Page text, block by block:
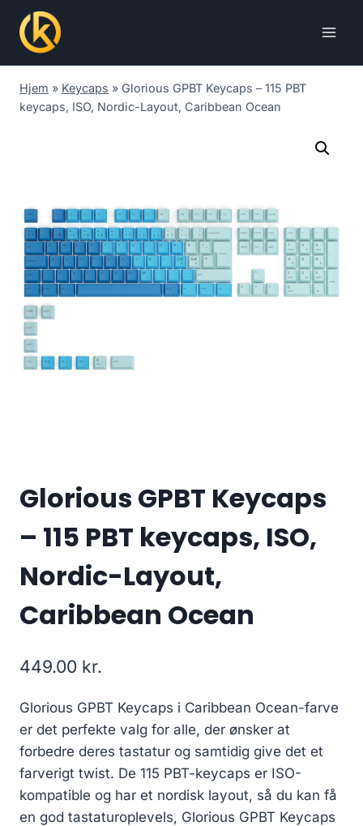
content
Hjem » Keycaps » Glorious GPBT Keycaps – 115 PBT
keycaps, ISO, Nordic-Layout, Caribbean Ocean
Glorious GPBT Keycaps
– 115 PBT keycaps, ISO,
Nordic-Layout,
Caribbean Ocean
449.00 kr.
Glorious GPBT Keycaps i Caribbean Ocean-farve
er det perfekte valg for alle, der ønsker at
forbedre deres tastatur og samtidig give det et
farverigt twist. De 115 PBT-keycaps er ISO-
kompatible og har et nordisk layout, så du kan få
en god tastaturoplevels, Glorious GPBT Keycaps